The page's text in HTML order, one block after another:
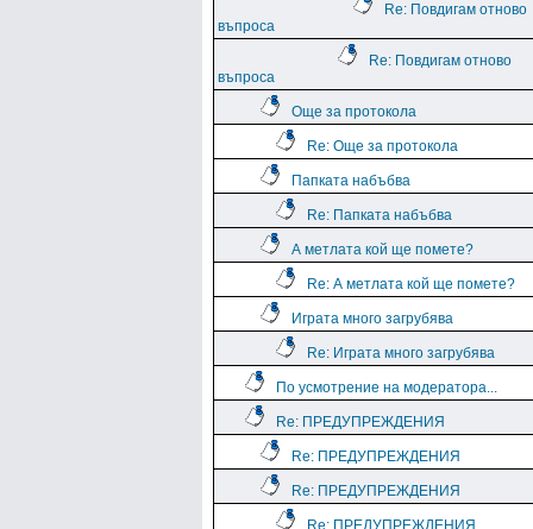
Re: Повдигам отново
въпроса
Re: Повдигам отново
въпроса
Още за протокола
Re: Още за протокола
Папката набъбва
Re: Папката набъбва
А метлата кой ще помете?
Re: А метлата кой ще помете?
Играта много загрубява
Re: Играта много загрубява
По усмотрение на модератора...
Re: ПРЕДУПРЕЖДЕНИЯ
Re: ПРЕДУПРЕЖДЕНИЯ
Re: ПРЕДУПРЕЖДЕНИЯ
Re: ПРЕДУПРЕЖДЕНИЯ